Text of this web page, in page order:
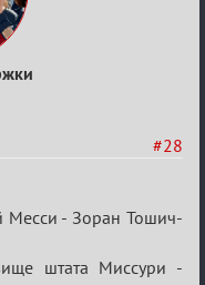
#28
Месси - Зоран Тошич-
штата Миссури -